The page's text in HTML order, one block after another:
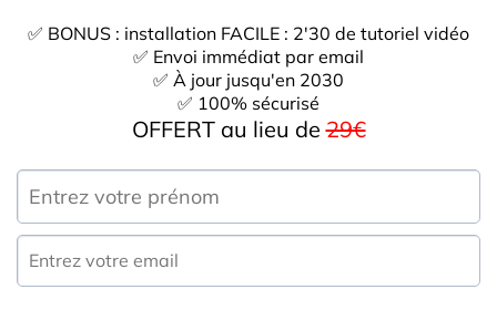
✅ BONUS : installation FACILE : 2'30 de tutoriel vidéo
✅ Envoi immédiat par email
✅ À jour jusqu'en 2030
​​​​​​​✅ 100% sécurisé
OFFERT au lieu de29€